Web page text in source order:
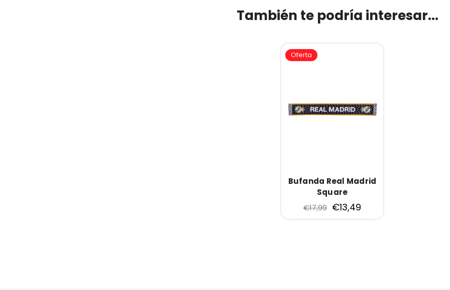
También te podría interesar...
Oferta
Bufanda Real Madrid
Square
€17,99 €13,49